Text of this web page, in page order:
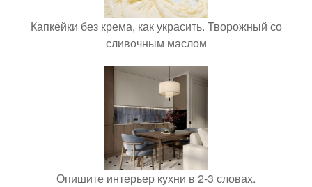
Капкейки без крема, как украсить. Творожный со
сливочным маслом
Опишите интерьер кухни в 2-3 словах.